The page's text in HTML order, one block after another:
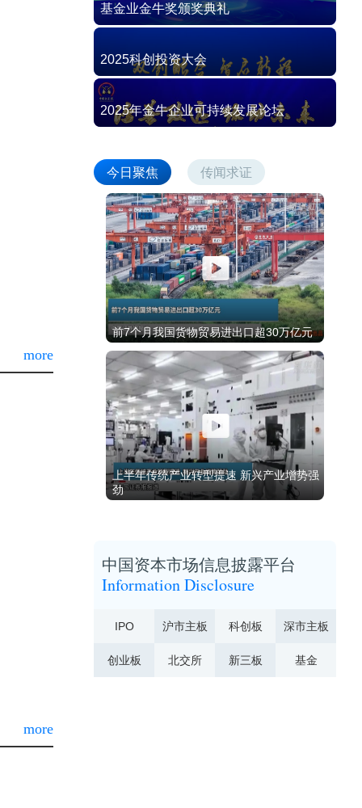
more
more
基金业金牛奖颁奖典礼
2025科创投资大会
2025年金牛企业可持续发展论坛
今日聚焦 传闻求证
前7个月我国货物贸易进出口超30万亿元
上半年传统产业转型提速 新兴产业增势强
劲
中国资本市场信息披露平台
Information Disclosure
IPO 沪市主板 科创板 深市主板
创业板 北交所 新三板 基金